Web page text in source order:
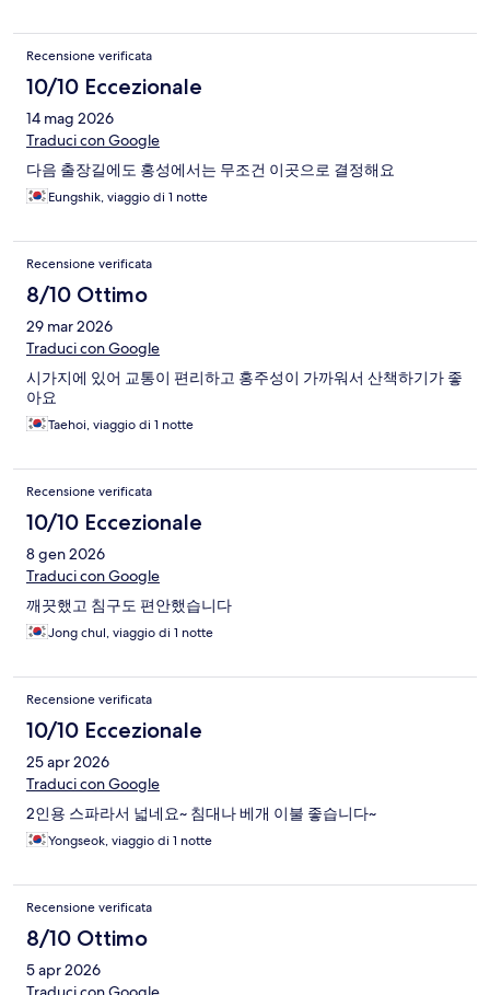
Recensione verificata
10/10 Eccezionale
14 mag 2026
Traduci con Google
다음 출장길에도 홍성에서는 무조건 이곳으로 결정해요
Eungshik, viaggio di 1 notte
Recensione verificata
8/10 Ottimo
29 mar 2026
Traduci con Google
시가지에 있어 교통이 편리하고 홍주성이 가까워서 산책하기가 좋
아요
Taehoi, viaggio di 1 notte
Recensione verificata
10/10 Eccezionale
8 gen 2026
Traduci con Google
깨끗했고 침구도 편안했습니다
Jong chul, viaggio di 1 notte
Recensione verificata
10/10 Eccezionale
25 apr 2026
Traduci con Google
2인용 스파라서 넓네요~ 침대나 베개 이불 좋습니다~
Yongseok, viaggio di 1 notte
Recensione verificata
8/10 Ottimo
5 apr 2026